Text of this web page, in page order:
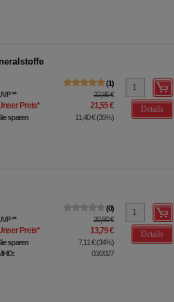
1
** 32,95 €
Preis* 21,55 €
sparen 11,40 €(35%)
Details
0
** 20,90 €
Preis* 13,79 €
sparen 7,11 €(34%)
03/2027
Details